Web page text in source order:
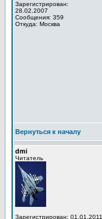
Зарегистрирован:
28.02.2007
Сообщения: 359
Откуда: Москва
Вернуться к началу
dmi
Читатель
Зарегистрирован: 01.01.2011